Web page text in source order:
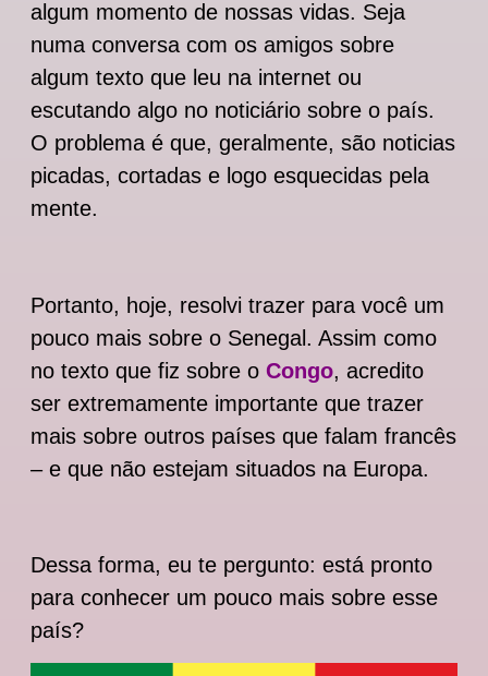
algum momento de nossas vidas. Seja
numa conversa com os amigos sobre
algum texto que leu na internet ou
escutando algo no noticiário sobre o país.
O problema é que, geralmente, são noticias
picadas, cortadas e logo esquecidas pela
mente.
Portanto, hoje, resolvi trazer para você um
pouco mais sobre o Senegal. Assim como
no texto que fiz sobre o Congo, acredito
ser extremamente importante que trazer
mais sobre outros países que falam francês
– e que não estejam situados na Europa.
Dessa forma, eu te pergunto: está pronto
para conhecer um pouco mais sobre esse
país?